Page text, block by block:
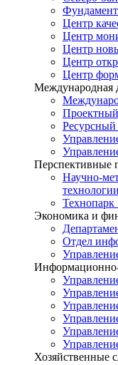
Центр
Центр
Центр
Центр
Центр
Международная
Ресурсный
Перспективные
Научно-
Экономика и
Отдел
Информационно-
Хозяйственные